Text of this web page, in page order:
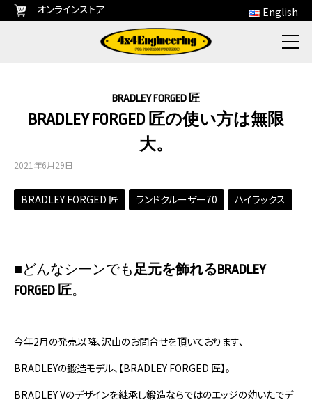
オンラインストア English
BRADLEY FORGED 匠
BRADLEY FORGED 匠の使い方は無限
大。
2021年6月29日
BRADLEY FORGED 匠 ランドクルーザー70 ハイラックス
■どんなシーンでも足元を飾れるBRADLEY
FORGED 匠。
今年2月の発売以降、沢山のお問合せを頂いております、
BRADLEYの鍛造モデル、【BRADLEY FORGED 匠】。
BRADLEY Vのデザインを継承し鍛造ならではのエッジの効いたでデ